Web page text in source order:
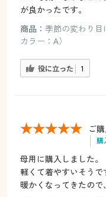
が良かったです。
商品： 季節の変わり
カラー：A）
役に立った 1
ご
購
母用に購入しました。
軽くて着やすいそうで
暖かくなってきたので